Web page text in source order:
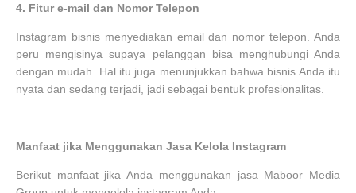
4. Fitur e-mail dan Nomor Telepon
Instagram bisnis menyediakan email dan nomor telepon. Anda
peru mengisinya supaya pelanggan bisa menghubungi Anda
dengan mudah. Hal itu juga menunjukkan bahwa bisnis Anda itu
nyata dan sedang terjadi, jadi sebagai bentuk profesionalitas.
Manfaat jika Menggunakan Jasa Kelola Instagram
Berikut manfaat jika Anda menggunakan jasa Maboor Media